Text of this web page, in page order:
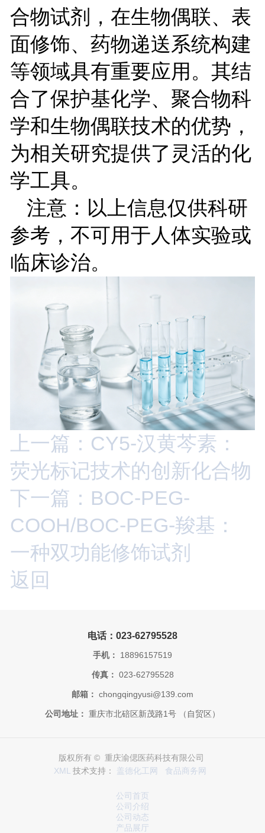
合物试剂，在生物偶联、表
面修饰、药物递送系统构建
等领域具有重要应用。其结
合了保护基化学、聚合物科
学和生物偶联技术的优势，
为相关研究提供了灵活的化
学工具。
注意：以上信息仅供科研
参考，不可用于人体实验或
临床诊治。
上一篇：CY5-汉黄芩素：
荧光标记技术的创新化合物
下一篇：BOC-PEG-
COOH/BOC-PEG-羧基：
一种双功能修饰试剂
返回
电话：023-62795528
手机： 18896157519
传真： 023-62795528
邮箱： chongqingyusi@139.com
公司地址： 重庆市北碚区新茂路1号 （自贸区）
版权所有 © 重庆渝偲医药科技有限公司
XML 技术支持： 盖德化工网 食品商务网
公司首页
公司介绍
公司动态
产品展厅